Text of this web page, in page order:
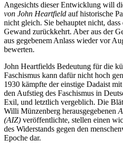
Angesichts dieser Entwicklung will
von John Heartfield auf historische
nicht gleich. Sie behauptet nicht,
Gewand zurückkehrt. Aber aus der
aus gegebenem Anlass wieder vor
bewerten.
John Heartfields Bedeutung für die
Faschismus kann dafür nicht hoch
1930 kämpfte der einstige Dadaist
den Aufstieg des Faschismus in
Exil, und letztlich vergeblich. Die
Willi Münzenberg herausgegebenen
(AIZ) veröffentlichte, stellen einen
des Widerstands gegen den
Epoche dar.